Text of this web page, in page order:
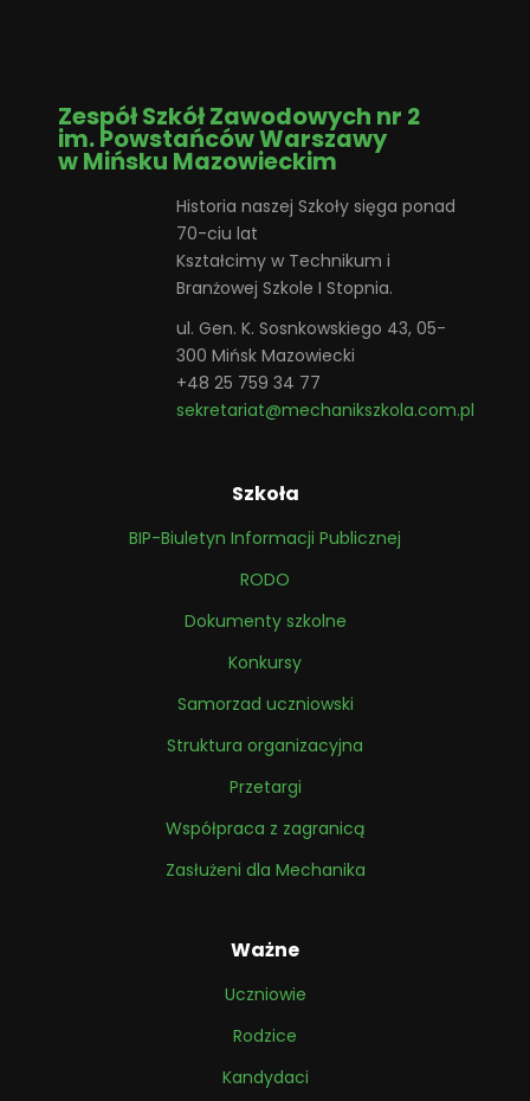
Zespół Szkół Zawodowych nr 2
im. Powstańców Warszawy
w Mińsku Mazowieckim
Historia naszej Szkoły sięga ponad
70-ciu lat
Kształcimy w Technikum i
Branżowej Szkole I Stopnia.
ul. Gen. K. Sosnkowskiego 43, 05-
300 Mińsk Mazowiecki
+48 25 759 34 77
sekretariat@mechanikszkola.com.pl
Szkoła
BIP-Biuletyn Informacji Publicznej
RODO
Dokumenty szkolne
Konkursy
Samorzad uczniowski
Struktura organizacyjna
Przetargi
Współpraca z zagranicą
Zasłużeni dla Mechanika
Ważne
Uczniowie
Rodzice
Kandydaci